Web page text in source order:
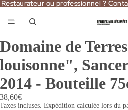
Restaurateur ou professionnel ?
Restaurateur ou professionnel ?
Domaine de
louisonne",
2014 - Bouteille
38,60€
Taxes incluses. Expédition calculée lors du